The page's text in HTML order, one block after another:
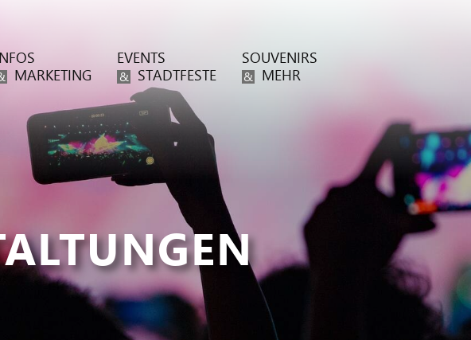
MARKETING
EVENTS
& STADTFESTE
SOUVENIRS
& MEHR